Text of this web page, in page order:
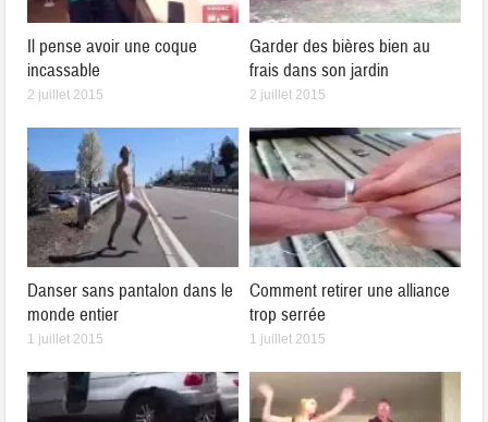
Il pense avoir une coque
incassable
2 juillet 2015
Garder des bières bien au
frais dans son jardin
2 juillet 2015
Danser sans pantalon dans le
monde entier
1 juillet 2015
Comment retirer une alliance
trop serrée
1 juillet 2015